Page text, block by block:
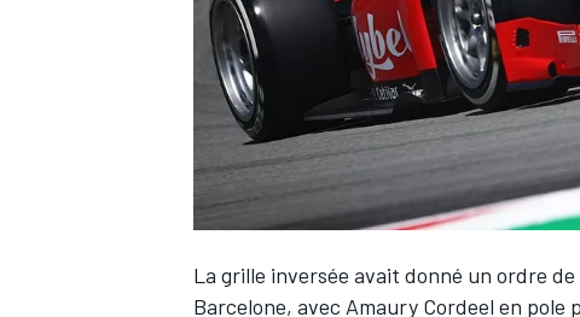
WRC
La grille inversée avait donné un ordre
Barcelone, avec Amaury Cordeel en